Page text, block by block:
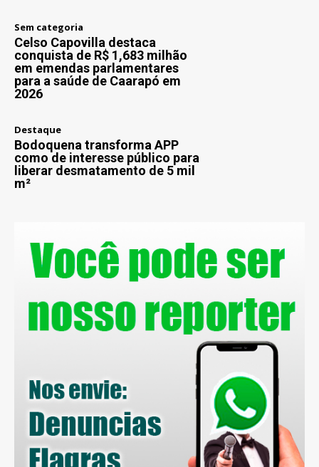
Sem categoria
Celso Capovilla destaca
conquista de R$ 1,683 milhão
em emendas parlamentares
para a saúde de Caarapó em
2026
Destaque
Bodoquena transforma APP
como de interesse público para
liberar desmatamento de 5 mil
m²